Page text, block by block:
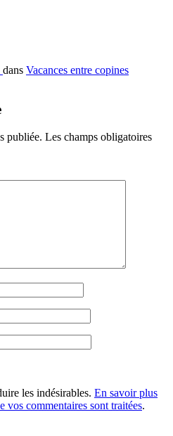
dans Vacances entre copines
publiée. Les champs obligatoires
les indésirables. En savoir plus
vos commentaires sont traitées.